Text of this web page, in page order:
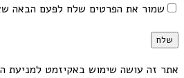
שמור את הפרטים שלח לפעם הבאה
אתר זה עושה שימוש באקיזמט למניעת